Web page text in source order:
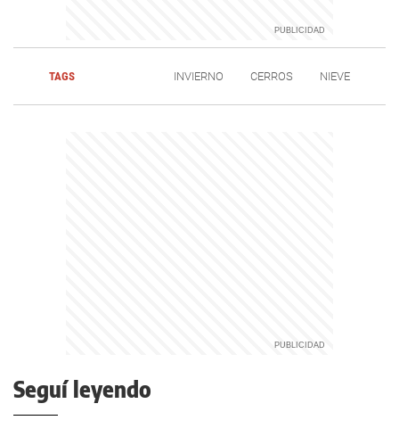
TAGS INVIERNO CERROS NIEVE
Seguí leyendo